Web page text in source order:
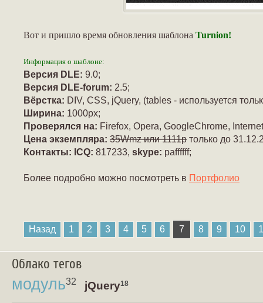
Вот и пришло время обновления шаблона Turnion!
Информация о шаблоне:
Версия DLE: 9.0;
Версия DLE-forum: 2.5;
Вёрстка: DIV, CSS, jQuery, (tables - используется
Ширина: 1000px;
Проверялся на: Firefox, Opera, GoogleChrome,
Цена экземпляра: 35Wmz или 1111р только до
Контакты: ICQ: 817233, skype: paffffff;
Более подробно можно посмотреть в Портфолио
Назад 1 2 3 4 5 6 7 8 9 10
Облако тегов
модуль32 jQuery18